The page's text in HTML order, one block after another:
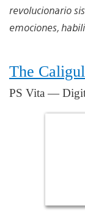
revolucionario
emociones,
The
PS Vita —